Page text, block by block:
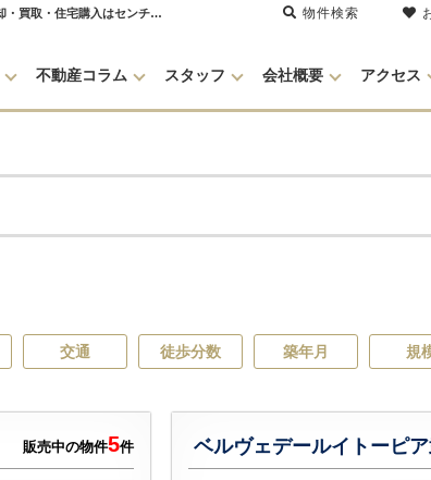
小松東町のマンションカタログ一覧｜購入・売り物件、売却査定・相場・売却価格｜ 甲子園の不動産売却・買取・住宅購入はセンチュリー21グランクリエーション
不動産コラム スタッフ 会社概要 アクセス
交通 徒歩分数 築年月 規
販売中の物件5件 ベルヴェデールイトーピア
物件検索